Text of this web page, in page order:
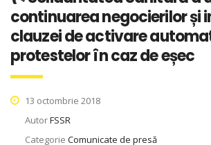
continuarea negocierilor și
clauzei de activare
protestelor în caz de eșec
13 octombrie 2018
AutorFSSR
Categorie Comunicate de presă